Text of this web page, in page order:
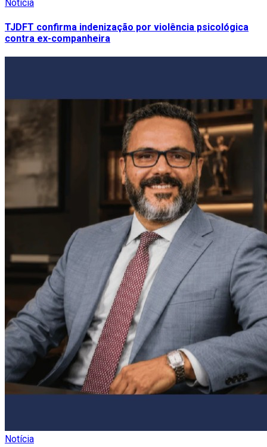
Notícia
TJDFT confirma indenização por violência psicológica
contra ex-companheira
Notícia